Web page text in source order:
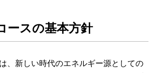
ースの基本方針
、新しい時代のエネルギー源としての